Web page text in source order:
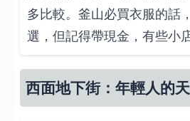
多比較。釜山必買衣服的話
選，但記得帶現金，有些小
西面地下街：年輕人的